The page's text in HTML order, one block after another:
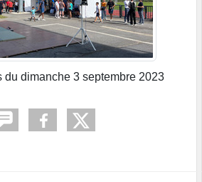
du dimanche 3 septembre 2023